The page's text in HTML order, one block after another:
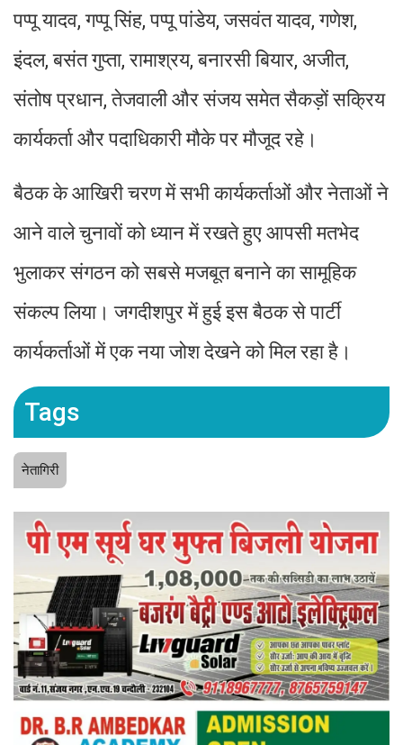
पप्पू यादव, गप्पू सिंह, पप्पू पांडेय, जसवंत यादव, गणेश,
इंदल, बसंत गुप्ता, रामाश्रय, बनारसी बियार, अजीत,
संतोष प्रधान, तेजवाली और संजय समेत सैकड़ों सक्रिय
कार्यकर्ता और पदाधिकारी मौके पर मौजूद रहे।
बैठक के आखिरी चरण में सभी कार्यकर्ताओं और नेताओं ने
आने वाले चुनावों को ध्यान में रखते हुए आपसी मतभेद
भुलाकर संगठन को सबसे मजबूत बनाने का सामूहिक
संकल्प लिया। जगदीशपुर में हुई इस बैठक से पार्टी
कार्यकर्ताओं में एक नया जोश देखने को मिल रहा है।
Tags
नेतागिरी